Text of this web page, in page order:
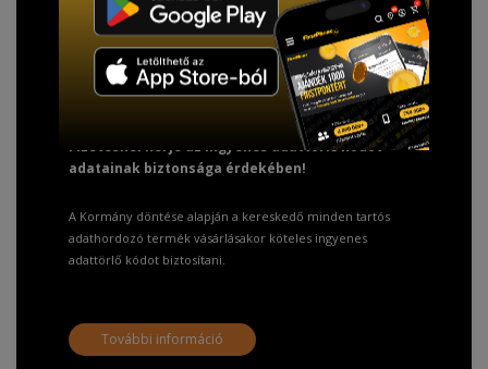
TISZTELT VÁSÁRLÓNK!
Fizetésnél kérje az ingyenes adattörlő kódot
adatainak biztonsága érdekében!
A Kormány döntése alapján a kereskedő minden tartós
adathordozó termék vásárlásakor köteles ingyenes
adattörlő kódot biztosítani.
További információ